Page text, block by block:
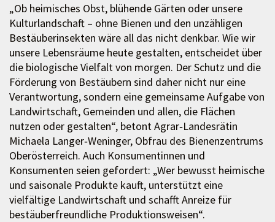
„Ob heimisches Obst, blühende Gärten oder unsere
Kulturlandschaft – ohne Bienen und den unzähligen
Bestäuberinsekten wäre all das nicht denkbar. Wie wir
unsere Lebensräume heute gestalten, entscheidet über
die biologische Vielfalt von morgen. Der Schutz und die
Förderung von Bestäubern sind daher nicht nur eine
Verantwortung, sondern eine gemeinsame Aufgabe von
Landwirtschaft, Gemeinden und allen, die Flächen
nutzen oder gestalten“, betont Agrar‑Landesrätin
Michaela Langer‑Weninger, Obfrau des Bienenzentrums
Oberösterreich. Auch Konsumentinnen und
Konsumenten seien gefordert: „Wer bewusst heimische
und saisonale Produkte kauft, unterstützt eine
vielfältige Landwirtschaft und schafft Anreize für
bestäuberfreundliche Produktionsweisen“.